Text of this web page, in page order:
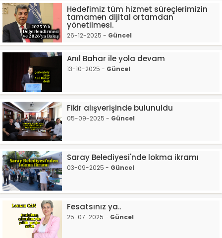
Hedefimiz tüm hizmet süreçlerimizin
tamamen dijital ortamdan
yönetilmesi.
26-12-2025 - Güncel
Anıl Bahar ile yola devam
13-10-2025 - Güncel
Fikir alışverişinde bulunuldu
05-09-2025 - Güncel
Saray Belediyesi'nde lokma ikramı
03-09-2025 - Güncel
Fesatsınız ya..
25-07-2025 - Güncel